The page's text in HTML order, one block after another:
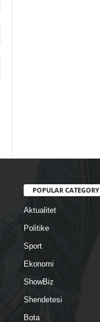
POPULAR CATEGORY
Aktualitet
Politike
Sport
Ekonomi
ShowBiz
Shendetesi
Bota